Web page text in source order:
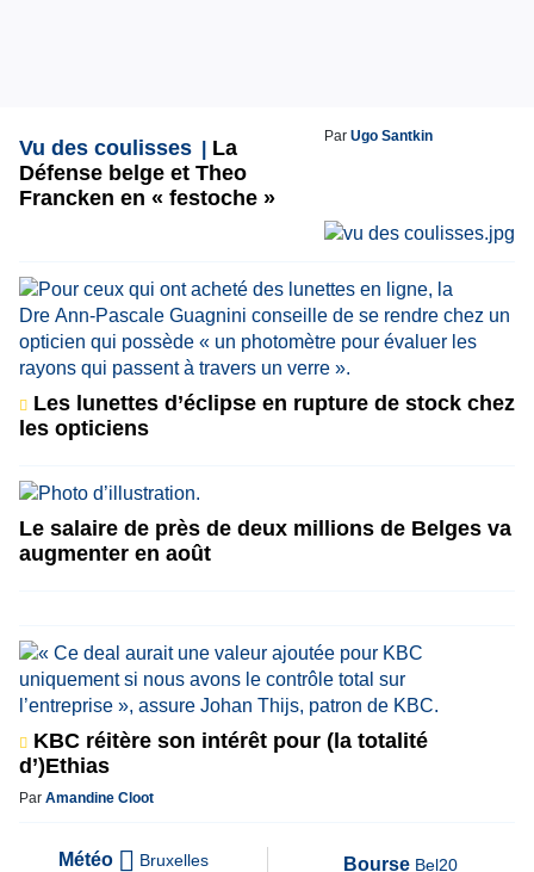
Vu des coulisses
La
Défense belge et Theo
Francken en « festoche »
Par Ugo Santkin
Les lunettes d’éclipse en rupture de stock chez
les opticiens
Le salaire de près de deux millions de Belges va
augmenter en août
KBC réitère son intérêt pour (la totalité
d’)Ethias
Par Amandine Cloot
Météo Bruxelles Bourse Bel20